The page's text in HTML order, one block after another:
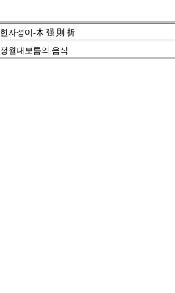
한자성어-木 强 則 折
정월대보름의 음식